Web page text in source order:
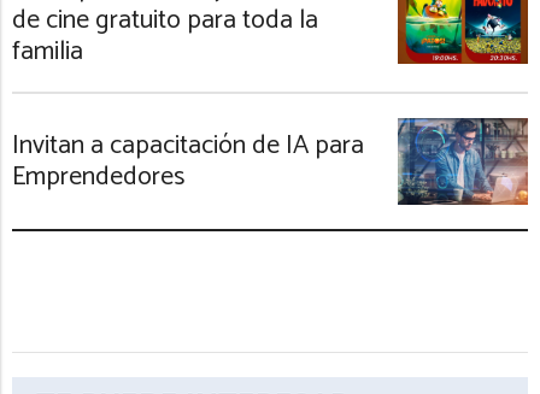
de cine gratuito para toda la
familia
Invitan a capacitación de IA para
Emprendedores